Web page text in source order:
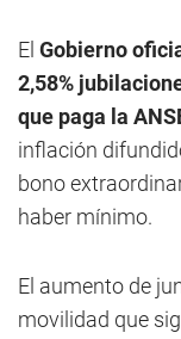
El Gobierno
2,58%
que paga la
inflación
bono
haber mínimo.
El aumento de
movilidad que